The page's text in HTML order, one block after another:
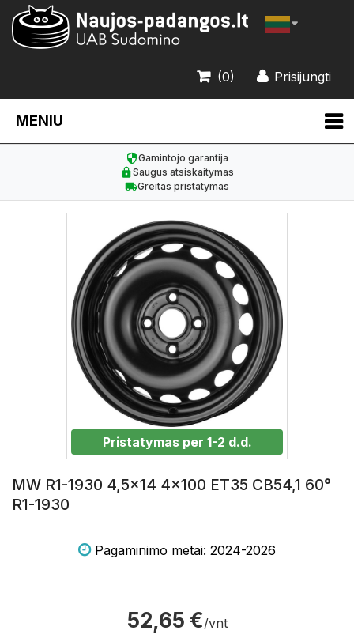
Prisijungti
(0)
MENIU
Gamintojo garantija
Saugus atsiskaitymas
Greitas pristatymas
Pristatymas per 1-2 d.d.
MW R1-1930 4,5x14 4x100 ET35 CB54,1 60°
R1-1930
Pagaminimo metai: 2024-2026
52,65 €/vnt